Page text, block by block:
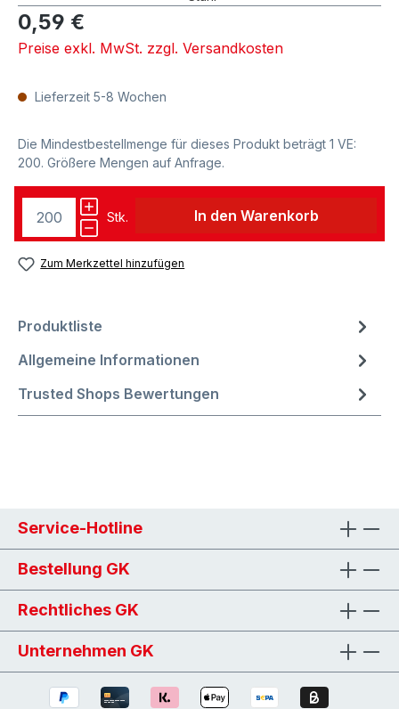
0,59 €
Preise exkl. MwSt. zzgl. Versandkosten
Lieferzeit 5-8 Wochen
Die Mindestbestellmenge für dieses Produkt beträgt 1 VE:
200. Größere Mengen auf Anfrage.
Stk. In den Warenkorb
Zum Merkzettel hinzufügen
Produktliste
Allgemeine Informationen
Trusted Shops Bewertungen
Service-Hotline
Bestellung GK
Rechtliches GK
Unternehmen GK